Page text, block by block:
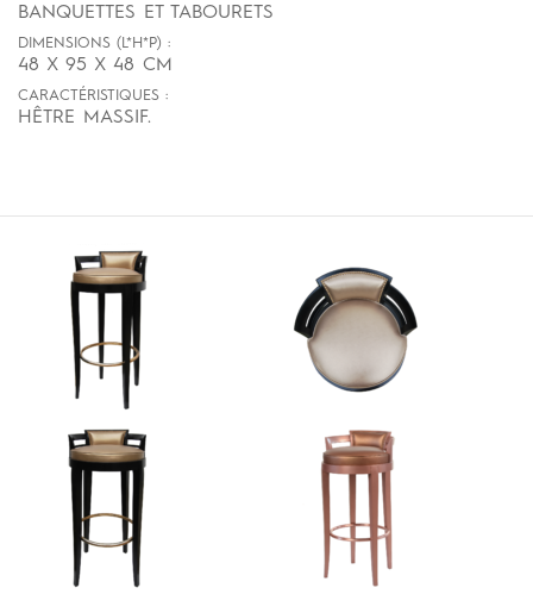
BANQUETTES ET TABOURETS
DIMENSIONS (L*H*P) :
48 X 95 X 48 CM
CARACTÉRISTIQUES :
HÊTRE MASSIF.